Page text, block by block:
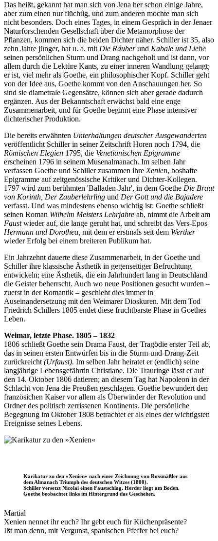
Das heißt, gekannt hat man sich von Jena her schon einige Jahre,
aber zum einen nur flüchtig, und zum anderen mochte man sich
nicht besonders. Doch eines Tages, in einem Gespräch in der Jenaer
Naturforschenden Gesellschaft über die Metamorphose der
Pflanzen, kommen sich die beiden Dichter näher. Schiller ist 35, also
zehn Jahre jünger, hat u. a. mitDie Räuberund Kabale und Liebe
seinen persönlichen Sturm und Drang nachgeholt und ist dann, vor
allem durch die Lektüre Kants, zu einer inneren Wandlung gelangt;
er ist, viel mehr als Goethe, ein philosophischer Kopf. Schiller geht
von der Idee aus, Goethe kommt von den Anschauungen her. So
sind sie diametrale Gegensätze, können sich aber gerade dadurch
ergänzen. Aus der Bekanntschaft erwächst bald eine enge
Zusammenarbeit, und für Goethe beginnt eine Phase intensiver
dichterischer Produktion.
Die bereits erwähnten Unterhaltungen deutscher Ausgewanderten
veröffentlicht Schiller in seiner Zeitschrift Horen noch 1794, die
Römischen Elegien 1795, die Venetianischen Epigramme
erscheinen 1796 in seinem Musenalmanach. Im selben Jahr
verfassen Goethe und Schiller zusammen ihreXenien, boshafte
Epigramme auf zeitgenössische Kritiker und Dichter-Kollegen.
1797 wird zum berühmten 'Balladen-Jahr', in dem Goethe Die Braut
von Korinth, Der Zauberlehrling und Der Gott und die Bajadere
verfasst. Und was mindestens ebenso wichtig ist: Goethe schließt
seinen Roman Wilhelm Meisters Lehrjahre ab, nimmt die Arbeit am
Faustwieder auf, die lange geruht hat, und schreibt das Vers-Epos
Hermann und Dorothea, mit dem er erstmals seit dem Werther
wieder Erfolg bei einem breiteren Publikum hat.
Ein Jahrzehnt dauerte diese Zusammenarbeit, in der Goethe und
Schiller ihre klassische Ästhetik in gegenseitiger Befruchtung
entwickeln; eine Ästhetik, die ein Jahrhundert lang in Deutschland
die Geister beherrscht. Auch wo neue Positionen gesucht wurden –
zuerst in der Romantik – geschieht dies immer in
Auseinandersetzung mit den Weimarer Dioskuren. Mit dem Tod
Friedrich Schillers 1805 endet diese fruchtbarste Phase in Goethes
Leben.
Weimar, letzte Phase. 1805 – 1832
1806 schließt Goethe sein Drama Faust, der Tragödie erster Teil ab,
das in seinen ersten Entwürfen bis in die Sturm-und-Drang-Zeit
zurückreicht(Urfaust). Im selben Jahr heiratet er (endlich) seine
langjährige Lebensgefährtin Christiane. Die Trauringe lässt er auf
den 14. Oktober 1806 datieren; an diesem Tag hat Napoleon in der
Schlacht von Jena die Preußen geschlagen. Goethe bewundert den
französichen Kaiser vor allem als Überwinder der Revolution und
Ordner des politisch zerrissenen Kontinents. Die persönliche
Begegnung im Oktober 1808 betrachtet er als eines der wichtigsten
Ereignisse seines Lebens.
Karikatur zu den »Xenien« nach einer Zeichnung von Rossmäßler aus
dem Almanach Triumph des deutschen Witzes (1800).
Schiller versetzt Nicolai einen Faustschlag, Herder liegt am Boden.
Goethe beobachtet links im Hintergrund das Geschehen.
Martial
Xenien nennet ihr euch? Ihr gebt euch für Küchenpräsente?
Ißt man denn, mit Vergunst, spanischen Pfeffer bei euch?